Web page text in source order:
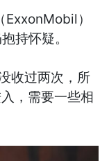
）
持怀疑。
收过两次，所
，需要一些相